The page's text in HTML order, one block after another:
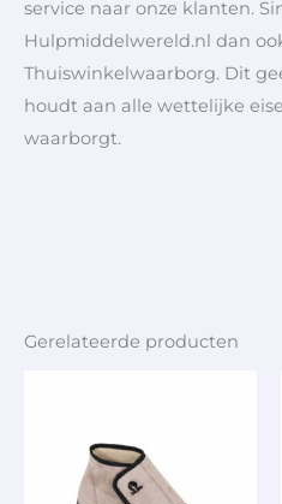
service naar onze klanten.
Hulpmiddelwereld.nl dan
Thuiswinkelwaarborg. Dit
houdt aan alle wettelijke
waarborgt.
Gerelateerde producten